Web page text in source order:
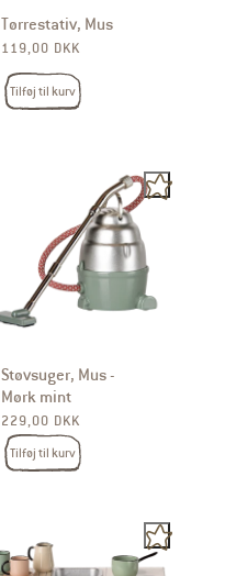
Tørrestativ, Mus
Normalpris
119,00 DKK
Tilføj til kurv
Støvsuger, Mus -
Mørk mint
Normalpris
229,00 DKK
Tilføj til kurv